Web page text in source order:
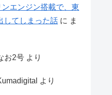
エンジン搭載で、東
してしまった話 に ま
お2号 より
より